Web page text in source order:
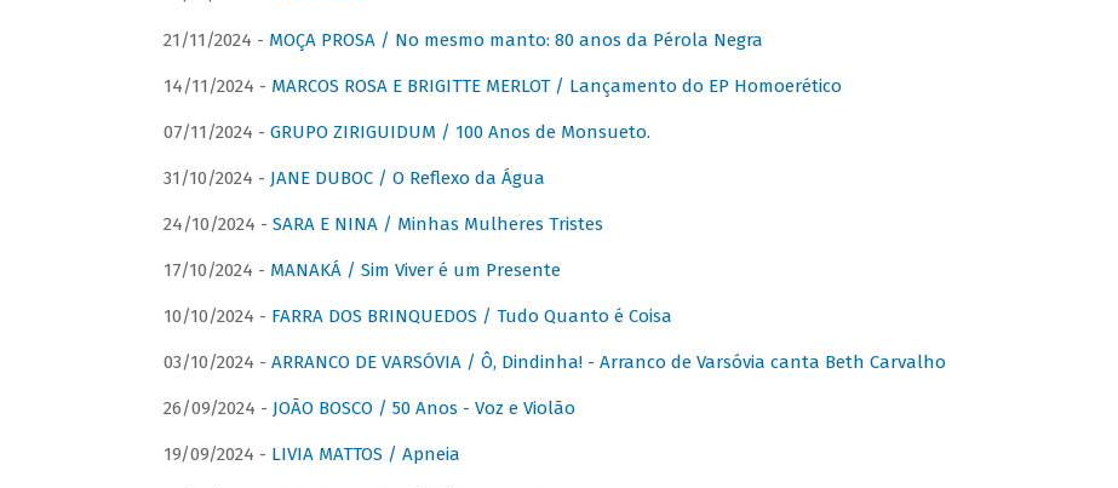
21/11/2024 - MOÇA PROSA / No mesmo manto: 80 anos da Pérola Negra
14/11/2024 - MARCOS ROSA E BRIGITTE MERLOT / Lançamento do EP Homoerético
07/11/2024 - GRUPO ZIRIGUIDUM / 100 Anos de Monsueto.
31/10/2024 - JANE DUBOC / O Reflexo da Água
24/10/2024 - SARA E NINA / Minhas Mulheres Tristes
17/10/2024 - MANAKÁ / Sim Viver é um Presente
10/10/2024 - FARRA DOS BRINQUEDOS / Tudo Quanto é Coisa
03/10/2024 - ARRANCO DE VARSÓVIA / Ô, Dindinha! - Arranco de Varsóvia canta Beth Carvalho
26/09/2024 - JOÃO BOSCO / 50 Anos - Voz e Violão
19/09/2024 - LIVIA MATTOS / Apneia